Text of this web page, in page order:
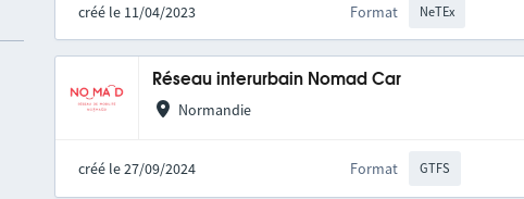
créé le 11/04/2023 Format NeTEx
Réseau interurbain Nomad Car
Normandie
créé le 27/09/2024 Format GTFS